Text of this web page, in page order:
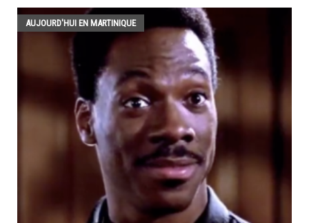
AUJOURD'HUI EN MARTINIQUE